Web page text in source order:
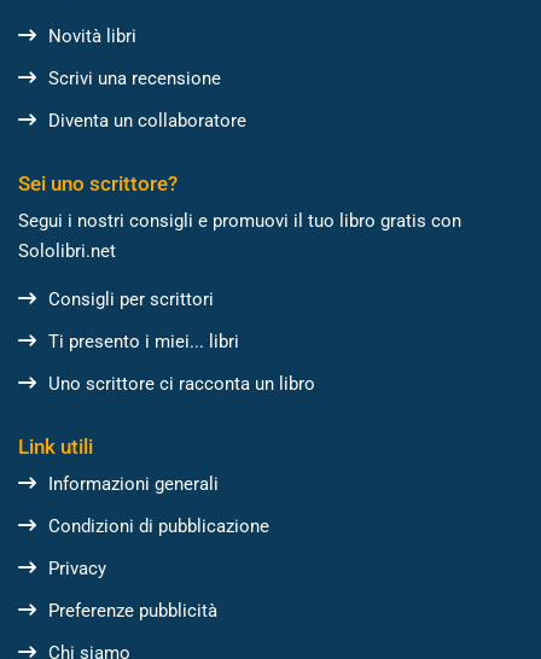
Novità libri
Scrivi una recensione
Diventa un collaboratore
Sei uno scrittore?
Segui i nostri consigli e promuovi il tuo libro gratis con
Sololibri.net
Consigli per scrittori
Ti presento i miei... libri
Uno scrittore ci racconta un libro
Link utili
Informazioni generali
Condizioni di pubblicazione
Privacy
Preferenze pubblicità
Chi siamo